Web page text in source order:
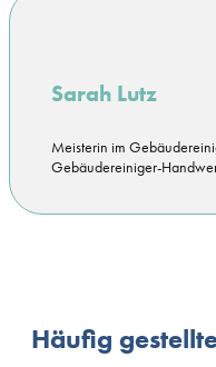
Sarah Lutz
Meisterin im
Gebäudereiniger-
Häufig